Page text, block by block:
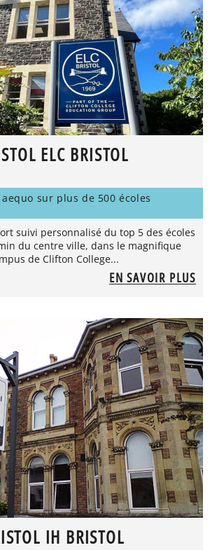
ELC BRISTOL
aequo sur plus de 500 écoles
suivi personnalisé du top 5 des écoles
du centre ville, dans le magnifique
de Clifton College...
EN SAVOIR PLUS
IH BRISTOL